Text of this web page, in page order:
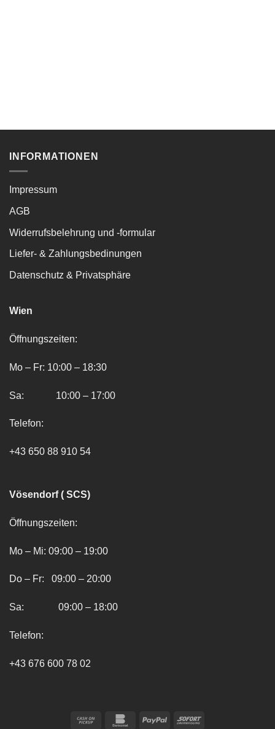
INFORMATIONEN
Impressum
AGB
Widerrufsbelehrung und -formular
Liefer- & Zahlungsbedinungen
Datenschutz & Privatsphäre
Wien
Öffnungszeiten:
Mo – Fr: 10:00 – 18:30
Sa: 10:00 – 17:00
Telefon:
+43 650 88 910 54
Vösendorf ( SCS)
Öffnungszeiten:
Mo – Mi: 09:00 – 19:00
Do – Fr: 09:00 – 20:00
Sa: 09:00 – 18:00
Telefon:
+43 676 600 78 02
Cash
BankomatPayPal Sofort